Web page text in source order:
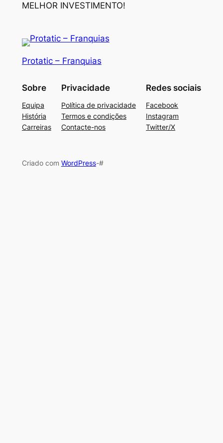
MELHOR INVESTIMENTO!
Protatic – Franquias
Sobre
Equipa
História
Carreiras
Privacidade
Política de privacidade
Termos e condições
Contacte-nos
Redes sociais
Facebook
Instagram
Twitter/X
Criado com WordPress-#